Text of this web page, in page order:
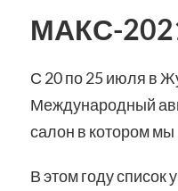
МАКС-
С 20 по 25 июля в
Международный
салон в котором мы
В этом году список